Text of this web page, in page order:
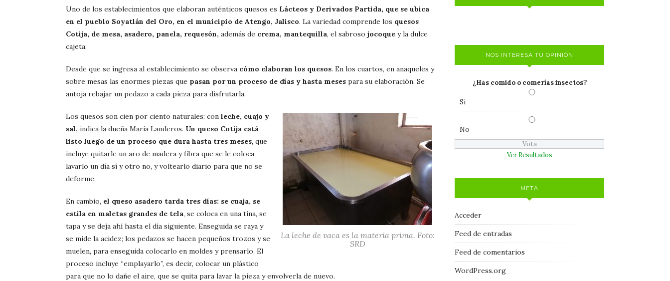
Uno de los establecimientos que elaboran auténticos quesos es Lácteos y Derivados Partida, que se ubica
en el pueblo Soyatlán del Oro, en el municipio de Atengo, Jalisco. La variedad comprende los quesos
Cotija, de mesa, asadero, panela, requesón, además de crema, mantequilla, el sabroso jocoque y la dulce
cajeta.
Desde que se ingresa al establecimiento se observa cómo elaboran los quesos. En los cuartos, en anaqueles y
sobre mesas las enormes piezas que pasan por un proceso de días y hasta meses para su elaboración. Se
antoja rebajar un pedazo a cada pieza para disfrutarla.
La leche de vaca es la materia prima. Foto:
SRD
Los quesos son cien por ciento naturales: con leche, cuajo y
sal, indica la dueña María Landeros. Un queso Cotija está
listo luego de un proceso que dura hasta tres meses, que
incluye quitarle un aro de madera y fibra que se le coloca,
lavarlo un día sí y otro no, y voltearlo diario para que no se
deforme.
En cambio, el queso asadero tarda tres días: se cuaja, se
estila en maletas grandes de tela, se coloca en una tina, se
tapa y se deja ahí hasta el día siguiente. Enseguida se raya y
se mide la acidez; los pedazos se hacen pequeños trozos y se
muelen, para enseguida colocarlo en moldes y prensarlo. El
proceso incluye “emplayarlo”, es decir, colocar un plástico
para que no lo dañe el aire, que se quita para lavar la pieza y envolverla de nuevo.
NOS INTERESA TU OPINIÓN
¿Has comido o comerías insectos?
Si
No
Ver Resultados
META
Acceder
Feed de entradas
Feed de comentarios
WordPress.org